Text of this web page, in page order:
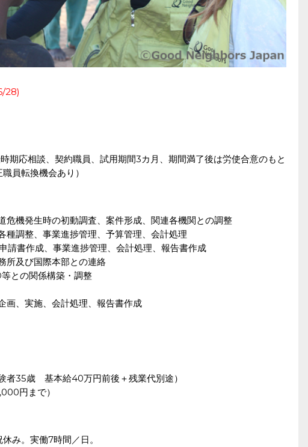
28)
期応相談、契約職員、試用期間3カ月、期間満了後は労使合意のもと
員転換機会あり）
危機発生時の初動調査、案件形成、関連各機関との調整
種調整、事業進捗管理、予算管理、会計処理
請書作成、事業進捗管理、会計処理、報告書作成
所及び国際本部との連絡
との関係構築・調整
画、実施、会計処理、報告書作成
者35歳 基本給40万円前後＋残業代別途）
円まで）
み。実働7時間／日。